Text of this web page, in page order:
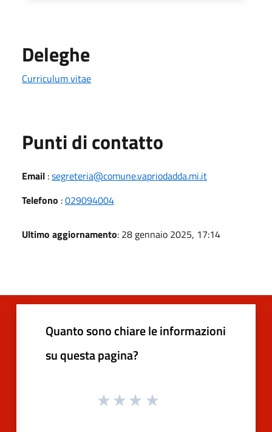
Deleghe
Curriculum vitae
Punti di contatto
Email :segreteria@comune.vapriodadda.mi.it
Telefono :029094004
Ultimo aggiornamento: 28 gennaio 2025, 17:14
Quanto sono chiare le informazioni
su questa pagina?